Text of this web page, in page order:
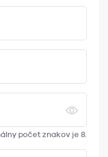
počet znakov je 8.